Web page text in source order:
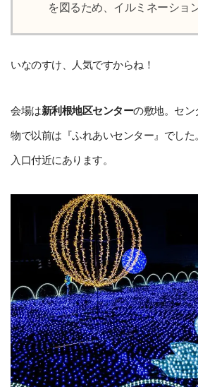
を図るため、イルミネーショ
いなのすけ、人気ですからね！
会場は新利根地区センターの敷地。セン
物で以前は『ふれあいセンター』でし
入口付近にあります。